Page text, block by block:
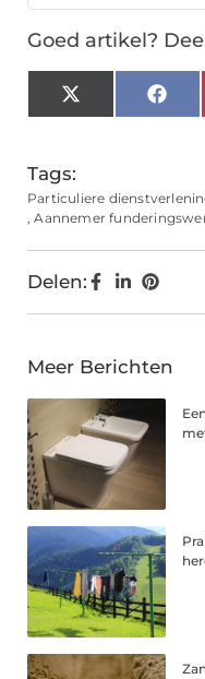
Goed artikel?
X
(Twitter)
Tags:
Particuliere
,Aannemer
Delen:
Meer Berichten